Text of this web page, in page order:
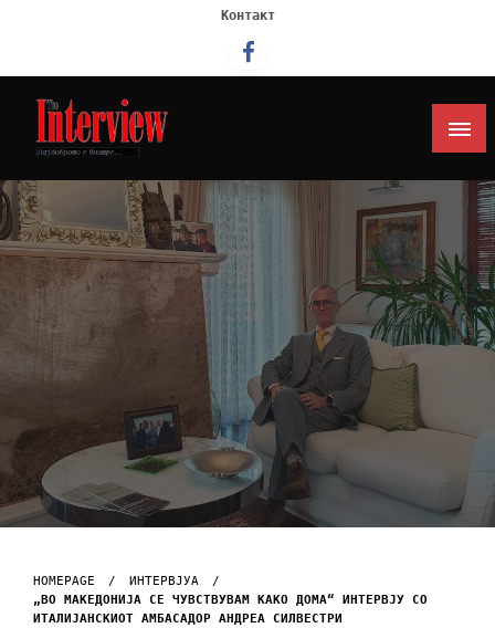
Контакт
Интервју
HOMEPAGE
ИНТЕРВЈУА
„ВО МАКЕДОНИЈА СЕ ЧУВСТВУВАМ КАКО ДОМА“ ИНТЕРВЈУ СО
ИТАЛИЈАНСКИОТ АМБАСАДОР АНДРЕА СИЛВЕСТРИ